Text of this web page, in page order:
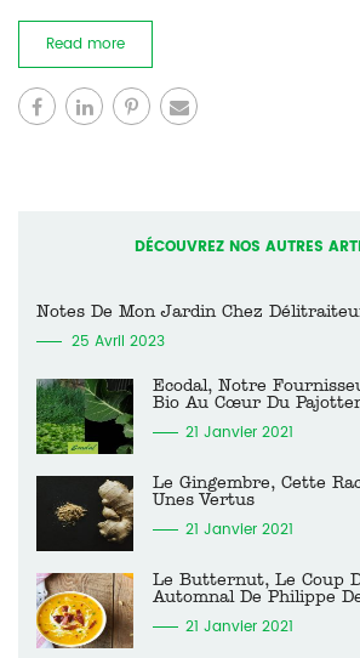
Read more
DÉCOUVREZ NOS AUTRES
Notes De Mon Jardin Chez
25 Avril 2023
Ecodal, Notre
Bio Au Cœur Du
21 Janvier 2021
Le Gingembre, Cette
Unes Vertus
21 Janvier 2021
Le Butternut, Le Coup
Automnal De Philippe
21 Janvier 2021